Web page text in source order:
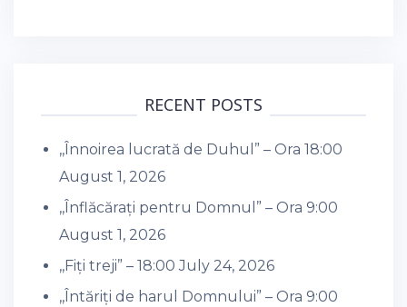
RECENT POSTS
,,Înnoirea lucrată de Duhul” – Ora 18:00
August 1, 2026
,,Înflăcărați pentru Domnul” – Ora 9:00
August 1, 2026
,,Fiți treji” – 18:00 July 24, 2026
,,Întăriți de harul Domnului” – Ora 9:00